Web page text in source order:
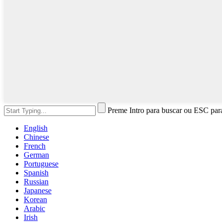
Preme Intro para buscar ou ESC
English
Chinese
French
German
Portuguese
Spanish
Russian
Japanese
Korean
Arabic
Irish